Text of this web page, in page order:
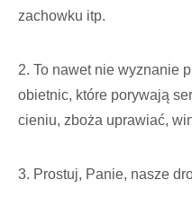
zachowku itp.
2. To nawet nie wyznanie
obietnic, które porywają
cieniu, zboża uprawiać,
3. Prostuj, Panie, nasze